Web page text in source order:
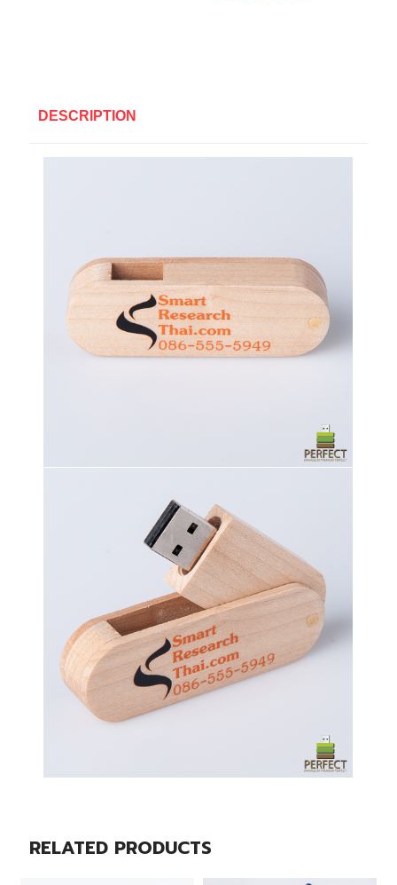
DESCRIPTION
RELATED PRODUCTS